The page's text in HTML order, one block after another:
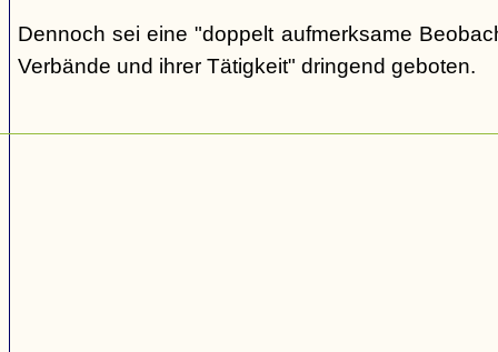
Dennoch sei eine "doppelt aufmerksame
Verbände und ihrer Tätigkeit" dringend geboten.